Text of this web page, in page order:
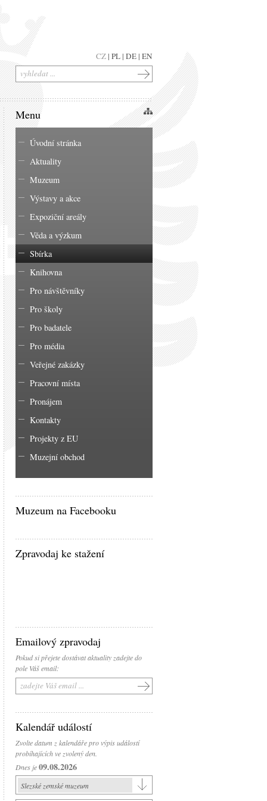
Menu
Úvodní stránka
Aktuality
Muzeum
Výstavy a akce
Expoziční areály
Věda a výzkum
Sbírka
Knihovna
Pro návštěvníky
Pro školy
Pro badatele
Pro média
Veřejné zakázky
Pracovní místa
Pronájem
Kontakty
Projekty z EU
Muzejní obchod
Muzeum na Facebooku
Zpravodaj ke stažení
Emailový zpravodaj
Pokud si přejete dostávat aktuality zadejte do
pole Váš email:
Kalendář událostí
Zvolte datum z kalendáře pro výpis událostí
probíhajících ve zvolený den.
Dnes je09.08.2026
Slezské zemské muzeum
CZ | PL | DE | EN